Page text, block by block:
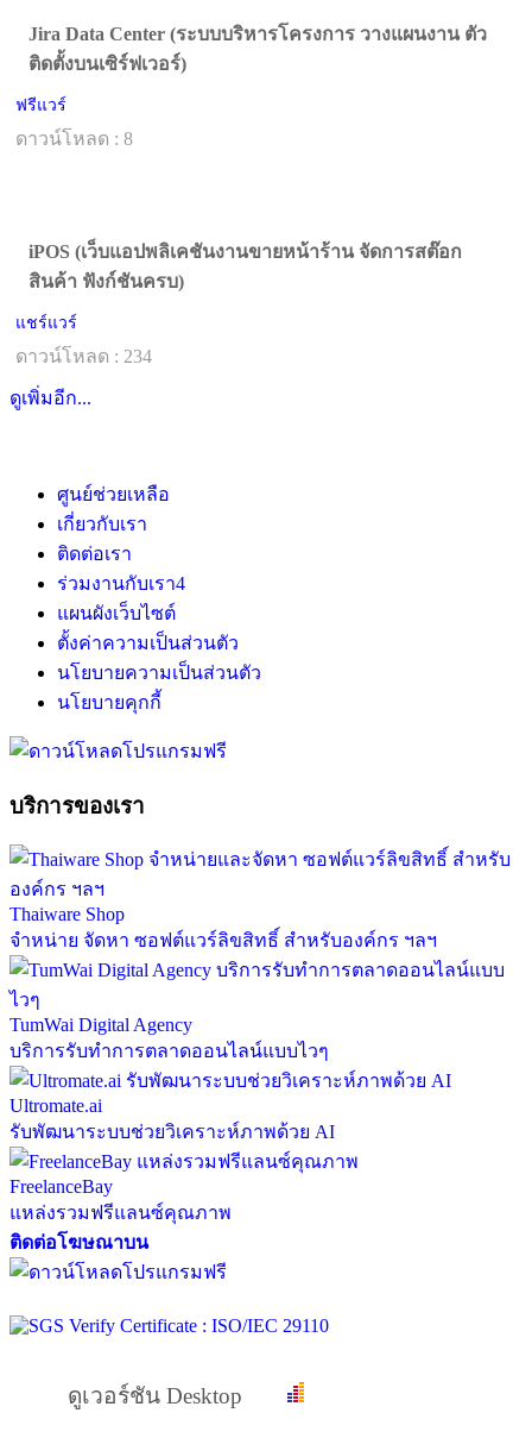
Jira Data Center (ระบบบริหารโครงการ วางแผนงาน ตัว
ติดตั้งบนเซิร์ฟเวอร์)
ฟรีแวร์
ดาวน์โหลด : 8
iPOS (เว็บแอปพลิเคชันงานขายหน้าร้าน จัดการสต๊อก
สินค้า ฟังก์ชันครบ)
แชร์แวร์
ดาวน์โหลด : 234
ดูเพิ่มอีก...
ศูนย์ช่วยเหลือ
เกี่ยวกับเรา
ติดต่อเรา
ร่วมงานกับเรา4
แผนผังเว็บไซต์
ตั้งค่าความเป็นส่วนตัว
นโยบายความเป็นส่วนตัว
นโยบายคุกกี้
บริการของเรา
Thaiware Shop
จำหน่าย จัดหา ซอฟต์แวร์ลิขสิทธิ์ สำหรับองค์กร ฯลฯ
TumWai Digital Agency
บริการรับทำการตลาดออนไลน์แบบไวๆ
Ultromate.ai
รับพัฒนาระบบช่วยวิเคราะห์ภาพด้วย AI
FreelanceBay
แหล่งรวมฟรีแลนซ์คุณภาพ
ติดต่อโฆษณาบน
ดูเวอร์ชัน Desktop